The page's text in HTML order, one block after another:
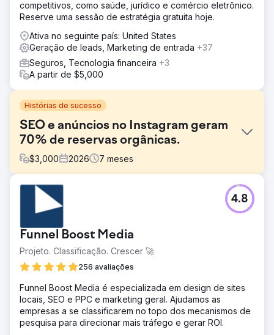
competitivos, como saúde, jurídico e comércio eletrônico.
Reserve uma sessão de estratégia gratuita hoje.
Ativa no seguinte país: United States
Geração de leads, Marketing de entrada +37
Seguros, Tecnologia financeira +3
A partir de $5,000
Histórias de sucesso
SEO e anúncios no Instagram geram
70% de reservas orgânicas.
$3,000 2026 7 meses
Desafio
Uma empresa de turismo boutique dependia 100% de
publicidade paga e parcerias offline para aquisição de
clientes. Seu site tinha visibilidade zero em SEO, o tráfego
orgânico era insignificante e o conteúdo do Instagram
não gerava leads. Os custos crescentes do Google Ads e
Meta Ads estavam corroendo as margens de lucro, a
otimização da taxa de conversão era inexistente em
todos os funis de reservas e a marca não possuía um
mecanismo sustentável de geração de demanda. Eles
precisavam de uma agência de marketing digital capaz
de construir uma estratégia de SEO e mídias sociais de
longo prazo.
Funnel Boost Media
Projeto. Classificação. Crescer 🚀
256 avaliações
4.8
Funnel Boost Media é especializada em design de sites
locais, SEO e PPC e marketing geral. Ajudamos as
empresas a se classificarem no topo dos mecanismos de
pesquisa para direcionar mais tráfego e gerar ROI.